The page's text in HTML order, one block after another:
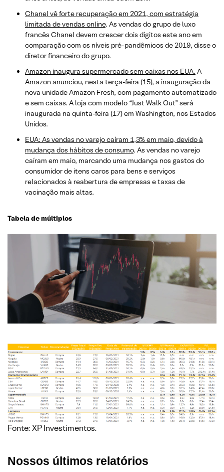
Chanel vê forte recuperação em 2021, com estratégia
limitada de vendas online. As vendas do grupo de luxo
francês Chanel devem crescer dois dígitos este ano em
comparação com os níveis pré-pandêmicos de 2019, disse o
diretor financeiro do grupo.
Amazon inaugura supermercado sem caixas nos EUA. A
Amazon anunciou, nesta terça-feira (15), a inauguração da
nova unidade Amazon Fresh, com pagamento automatizado
e sem caixas. A loja com modelo “Just Walk Out” será
inaugurada na quinta-feira (17) em Washington, nos Estados
Unidos.
EUA: As vendas no varejo caíram 1,3% em maio, devido à
mudança dos hábitos de consumo. As vendas no varejo
caíram em maio, marcando uma mudança nos gastos do
consumidor de itens caros para bens e serviços
relacionados à reabertura de empresas e taxas de
vacinação mais altas.
Tabela de múltiplos
Fonte: XP Investimentos.
Nossos últimos relatórios